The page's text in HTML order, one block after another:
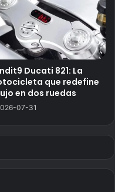
Ducati 821: La
que redefine
en dos ruedas
07-31